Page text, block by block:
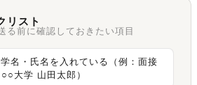
リスト
る前に確認しておきたい項目
名・氏名を入れている（例：面接
大学 山田太郎）